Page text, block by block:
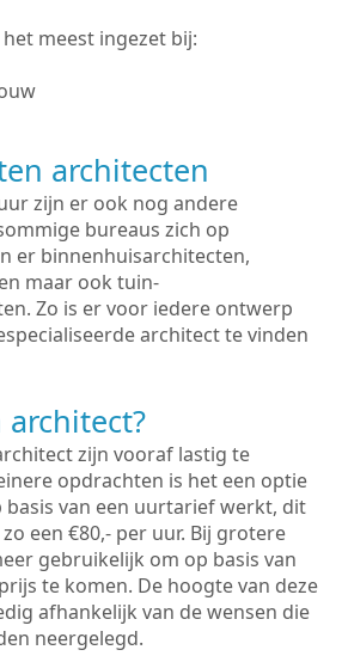
meest ingezet bij:
architecten
zijn er ook nog andere
bureaus zich op
er binnenhuisarchitecten,
maar ook tuin-
Zo is er voor iedere ontwerp
architect te vinden
architect?
zijn vooraf lastig te
opdrachten is het een optie
basis van een uurtarief werkt, dit
een €80,- per uur. Bij grotere
gebruikelijk om op basis van
te komen. De hoogte van deze
afhankelijk van de wensen die
neergelegd.